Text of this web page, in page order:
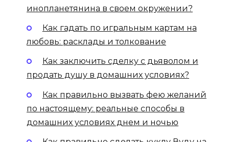
инопланетянина в своем окружении?
Как гадать по игральным картам на
любовь: расклады и толкование
Как заключить сделку с дьяволом и
продать душу в домашних условиях?
Как правильно вызвать фею желаний
по настоящему: реальные способы в
домашних условиях днем и ночью